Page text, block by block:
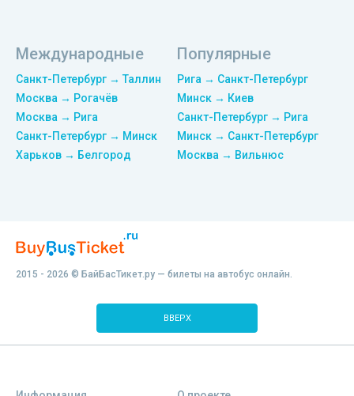
Международные
Санкт-Петербург → Таллин
Москва → Рогачёв
Москва → Рига
Санкт-Петербург → Минск
Харьков → Белгород
Популярные
Рига → Санкт-Петербург
Минск → Киев
Санкт-Петербург → Рига
Минск → Санкт-Петербург
Москва → Вильнюс
2015 - 2026 © БайБасТикет.ру — билеты на автобус онлайн.
ВВЕРХ